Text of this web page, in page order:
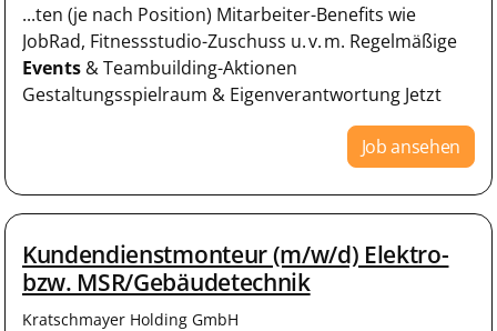
...ten (je nach Position) Mitarbeiter-Benefits wie
JobRad, Fitnessstudio-Zuschuss u. v. m. Regelmäßige
Events & Teambuilding-Aktionen
Gestaltungsspielraum & Eigenverantwortung Jetzt
Job ansehen
Kundendienstmonteur (m/w/d) Elektro-
bzw. MSR/Gebäudetechnik
Kratschmayer Holding GmbH